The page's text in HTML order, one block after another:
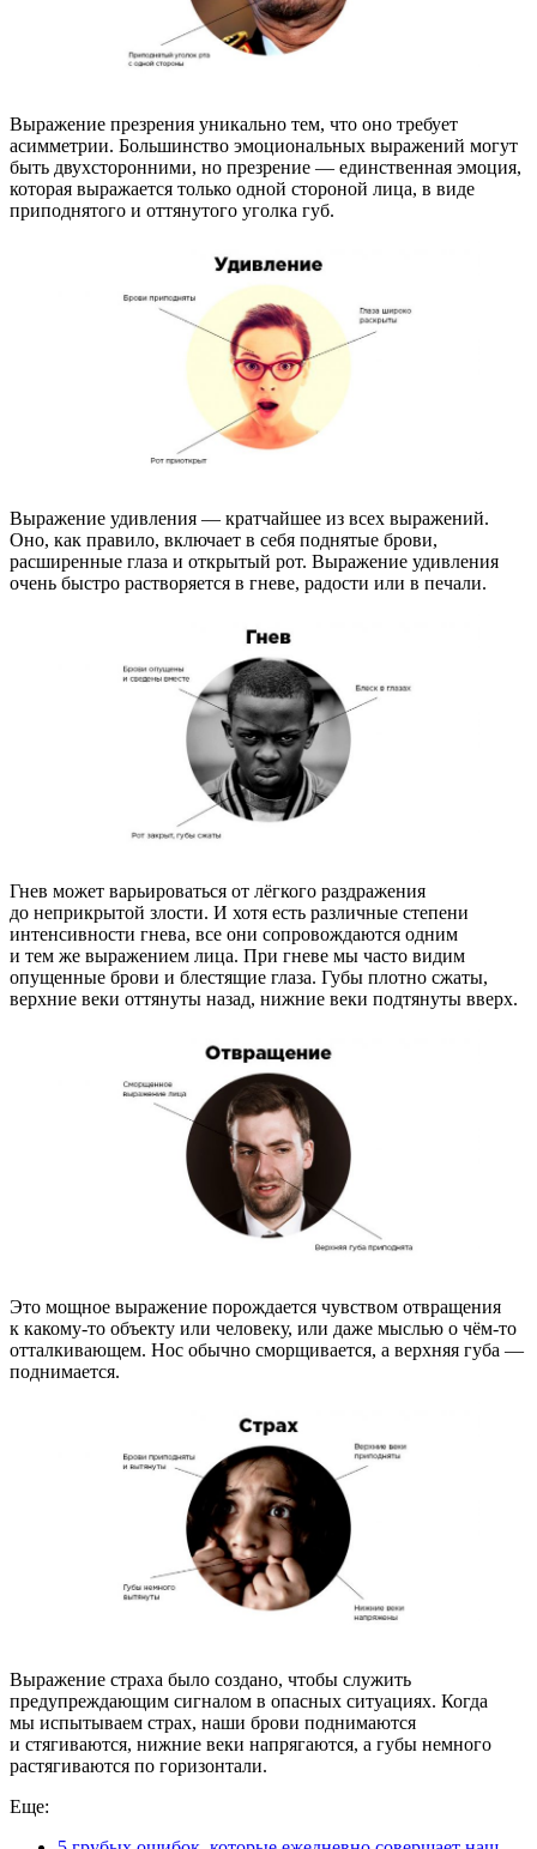
Выражение презрения уникально тем, что оно требует
асимметрии. Большинство эмоциональных выражений могут
быть двухсторонними, но презрение — единственная эмоция,
которая выражается только одной стороной лица, в виде
приподнятого и оттянутого уголка губ.
Выражение удивления — кратчайшее из всех выражений.
Оно, как правило, включает в себя поднятые брови,
расширенные глаза и открытый рот. Выражение удивления
очень быстро растворяется в гневе, радости или в печали.
Гнев может варьироваться от лёгкого раздражения
до неприкрытой злости. И хотя есть различные степени
интенсивности гнева, все они сопровождаются одним
и тем же выражением лица. При гневе мы часто видим
опущенные брови и блестящие глаза. Губы плотно сжаты,
верхние веки оттянуты назад, нижние веки подтянуты вверх.
Это мощное выражение порождается чувством отвращения
к какому-то объекту или человеку, или даже мыслью о чём-то
отталкивающем. Нос обычно сморщивается, а верхняя губа —
поднимается.
Выражение страха было создано, чтобы служить
предупреждающим сигналом в опасных ситуациях. Когда
мы испытываем страх, наши брови поднимаются
и стягиваются, нижние веки напрягаются, а губы немного
растягиваются по горизонтали.
Еще: